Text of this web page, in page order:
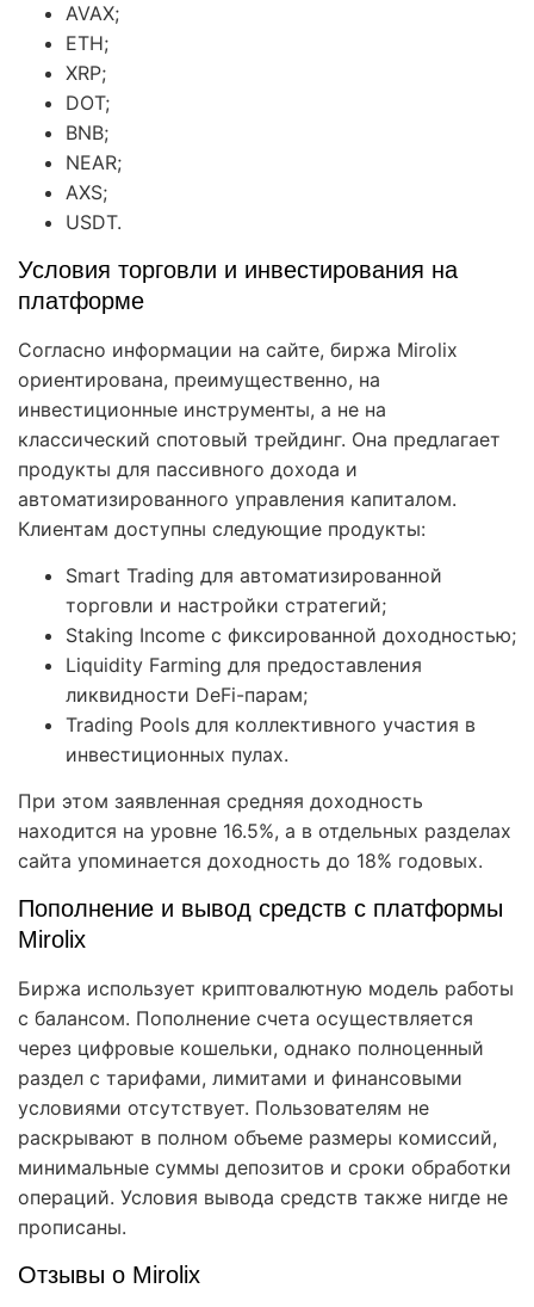
AVAX;
ETH;
XRP;
DOT;
BNB;
NEAR;
AXS;
USDT.
Условия торговли и инвестирования на
платформе
Согласно информации на сайте, биржа Mirolix
ориентирована, преимущественно, на
инвестиционные инструменты, а не на
классический спотовый трейдинг. Она предлагает
продукты для пассивного дохода и
автоматизированного управления капиталом.
Клиентам доступны следующие продукты:
Smart Trading для автоматизированной
торговли и настройки стратегий;
Staking Income с фиксированной доходностью;
Liquidity Farming для предоставления
ликвидности DeFi-парам;
Trading Pools для коллективного участия в
инвестиционных пулах.
При этом заявленная средняя доходность
находится на уровне 16.5%, а в отдельных разделах
сайта упоминается доходность до 18% годовых.
Пополнение и вывод средств с платформы
Mirolix
Биржа использует криптовалютную модель работы
с балансом. Пополнение счета осуществляется
через цифровые кошельки, однако полноценный
раздел с тарифами, лимитами и финансовыми
условиями отсутствует. Пользователям не
раскрывают в полном объеме размеры комиссий,
минимальные суммы депозитов и сроки обработки
операций. Условия вывода средств также нигде не
прописаны.
Отзывы о Mirolix